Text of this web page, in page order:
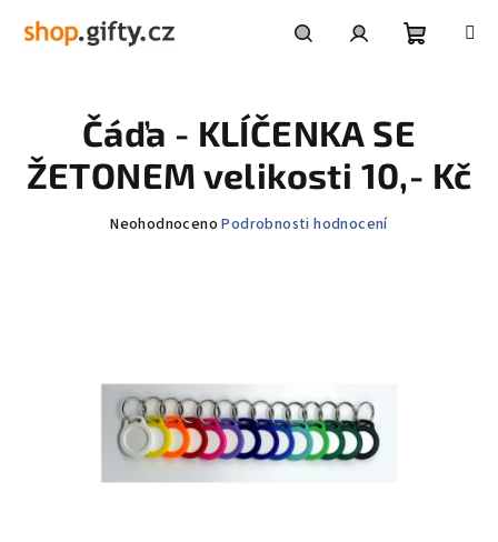
košík
Čáďa - KLÍČENKA SE
ŽETONEM velikosti 10,- Kč
Průměrné
hvězdiček.
Neohodnoceno Podrobnosti hodnocení